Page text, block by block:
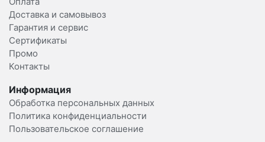
Доставка и самовывоз
Гарантия и сервис
Сертификаты
Промо
Контакты
Информация
Обработка персональных данных
Политика конфиденциальности
Пользовательское соглашение